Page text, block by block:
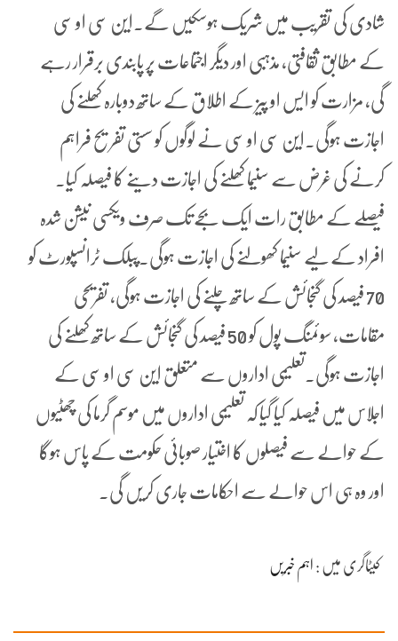
شادی کی تقریب میں شریک ہوسکیں گے۔این سی او سی
کے مطابق ثقافتی، مذہبی اور دیگر اجتماعات پر پابندی برقرار رہے
گی، مزارت کو ایس او پیز کے اطلاق کے ساتھ دوبارہ کھلنے کی
اجازت ہوگی۔این سی او سی نے لوگوں کو سستی تفریح فراہم
کرنے کی غرض سے سنیما کھلنے کی اجازت دینے کا فیصلہ کیا۔
فیصلے کے مطابق رات ایک بجے تک صرف ویکسی نیشن شدہ
افراد کے لیے سنیما کھولنے کی اجازت ہوگی۔پبلک ٹرانسپورٹ کو
70 فیصد کی گنجائش کے ساتھ چلنے کی اجازت ہوگی، تفریحی
مقامات، سوئمنگ پول کو 50 فیصد کی گنجائش کے ساتھ کھلنے کی
اجازت ہوگی۔تعلیمی اداروں سے متعلق این سی او سی کے
اجلاس میں فیصلہ کیا گیا کہ تعلیمی اداروں میں موسم گرما کی چھٹیوں
کے حوالے سے فیصلوں کا اختیار صوبائی حکومت کے پاس ہوگا
اور وہ ہی اس حوالے سے احکامات جاری کریں گی۔
کیٹاگری میں : اہم خبریں